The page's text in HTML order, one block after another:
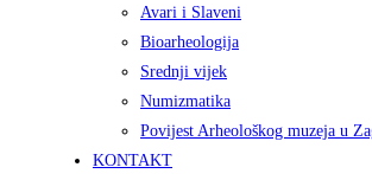
Avari i Slaveni
Bioarheologija
Srednji vijek
Numizmatika
Povijest Arheološkog muzeja u
KONTAKT